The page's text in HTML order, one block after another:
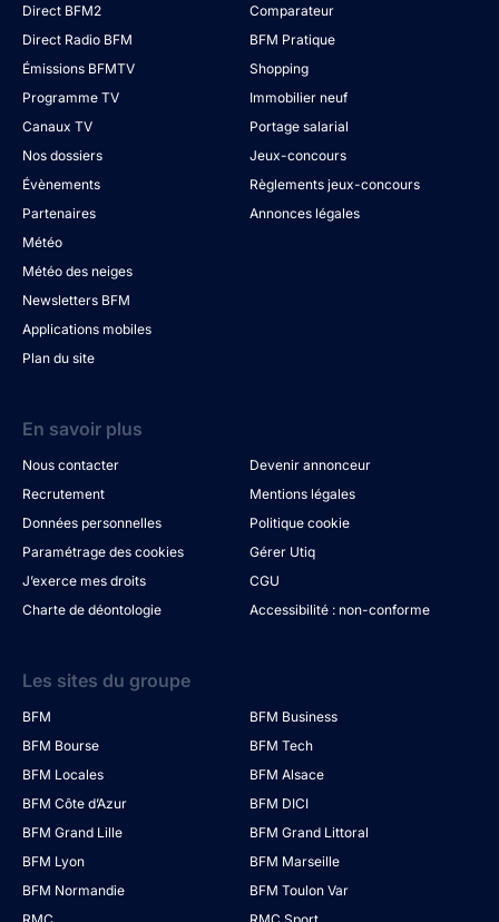
Direct BFM2
Direct Radio BFM
Émissions BFMTV
Programme TV
Canaux TV
Nos dossiers
Évènements
Partenaires
Météo
Météo des neiges
Newsletters BFM
Applications mobiles
Plan du site
Comparateur
BFM Pratique
Shopping
Immobilier neuf
Portage salarial
Jeux-concours
Règlements jeux-concours
Annonces légales
En savoir plus
Nous contacter
Devenir annonceur
Recrutement
Mentions légales
Données personnelles
Politique cookie
Paramétrage des cookies
Gérer Utiq
J’exerce mes droits
CGU
Charte de déontologie
Accessibilité : non-conforme
Les sites du groupe
BFM
BFM Business
BFM Bourse
BFM Tech
BFM Locales
BFM Alsace
BFM Côte d’Azur
BFM DICI
BFM Grand Lille
BFM Grand Littoral
BFM Lyon
BFM Marseille
BFM Normandie
BFM Toulon Var